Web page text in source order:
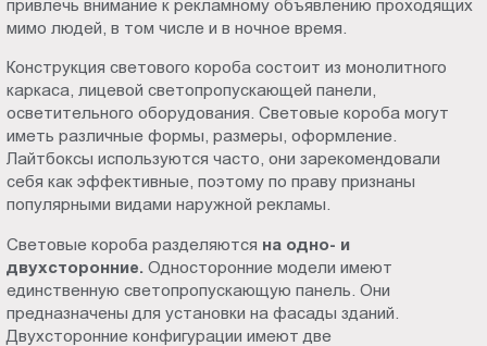
привлечь внимание к рекламному объявлению проходящих
мимо людей, в том числе и в ночное время.
Конструкция светового короба состоит из монолитного
каркаса, лицевой светопропускающей панели,
осветительного оборудования. Световые короба могут
иметь различные формы, размеры, оформление.
Лайтбоксы используются часто, они зарекомендовали
себя как эффективные, поэтому по праву признаны
популярными видами наружной рекламы.
Световые короба разделяются на одно- и
двухсторонние.Односторонние модели имеют
единственную светопропускающую панель. Они
предназначены для установки на фасады зданий.
Двухсторонние конфигурации имеют две
Пт.:
18.00
Сб.,
Вс.:
выходной